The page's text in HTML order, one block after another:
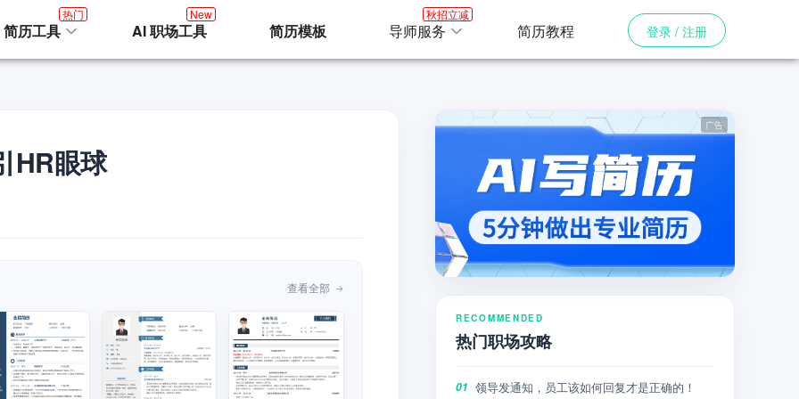
历工具
热门
AI 职场工具
New
简历模板 导师服务
秋招立减
简历教程 登录 / 注册
HR眼球
查看全部
RECOMMENDED
热门职场攻略
01 领导发通知，员工该如何回复才是正确的！